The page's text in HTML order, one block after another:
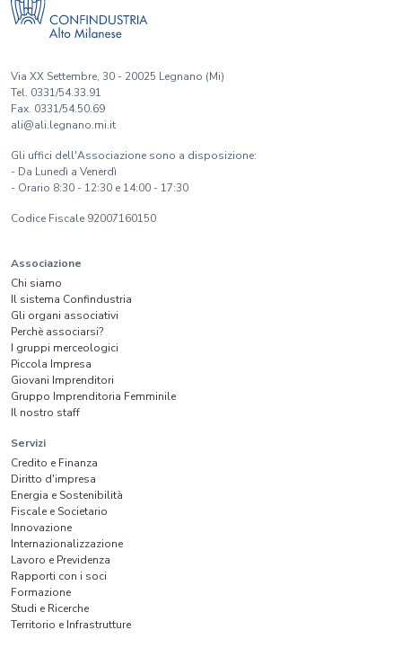
Via XX Settembre, 30 - 20025 Legnano (Mi)
Tel. 0331/54.33.91
Fax. 0331/54.50.69
ali@ali.legnano.mi.it
Gli uffici dell'Associazione sono a disposizione:
- Da Lunedì a Venerdì
- Orario 8:30 - 12:30 e 14:00 - 17:30
Codice Fiscale 92007160150
Associazione
Chi siamo
Il sistema Confindustria
Gli organi associativi
Perchè associarsi?
I gruppi merceologici
Piccola Impresa
Giovani Imprenditori
Gruppo Imprenditoria Femminile
Il nostro staff
Servizi
Credito e Finanza
Diritto d'impresa
Energia e Sostenibilità
Fiscale e Societario
Innovazione
Internazionalizzazione
Lavoro e Previdenza
Rapporti con i soci
Formazione
Studi e Ricerche
Territorio e Infrastrutture